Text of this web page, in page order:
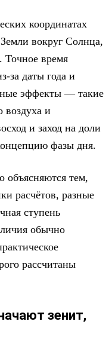
координатах
вокруг Солнца,
Точное время
за даты года и
эффекты — такие
воздуха и
и заход на доли
фазы дня.
объясняются тем,
расчётов, разные
ступень
обычно
рассчитаны
зенит,